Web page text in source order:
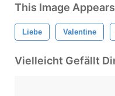
This Image
Liebe Valentine
Vielleicht Gefällt